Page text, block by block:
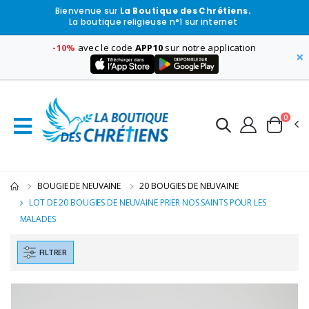
Bienvenue sur La Boutique des Chrétiens.
La boutique religieuse n°1 sur internet
-10% avec le code APP10 sur notre application
×
0
BOUGIE DE NEUVAINE
20 BOUGIES DE NEUVAINE
LOT DE 20 BOUGIES DE NEUVAINE PRIER NOS SAINTS POUR LES
MALADES
FILTRER